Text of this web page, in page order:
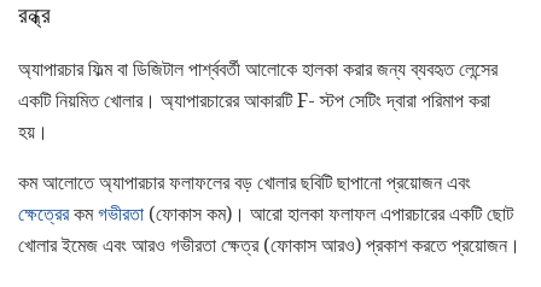
রন্ধ্র
অ্যাপারচার ফিল্ম বা ডিজিটাল পার্শ্ববর্তী আলোকে হালকা করার জন্য ব্যবহৃত লেন্সের
একটি নিয়মিত খোলার। অ্যাপারচারের আকারটি F- স্টপ সেটিং দ্বারা পরিমাপ করা
হয়।
কম আলোতে অ্যাপারচার ফলাফলের বড় খোলার ছবিটি ছাপানো প্রয়োজন এবং
ক্ষেত্রেরকমগভীরতা (ফোকাস কম)। আরো হালকা ফলাফল এপারচারের একটি ছোট
খোলার ইমেজ এবং আরও গভীরতা ক্ষেত্র (ফোকাস আরও) প্রকাশ করতে প্রয়োজন।